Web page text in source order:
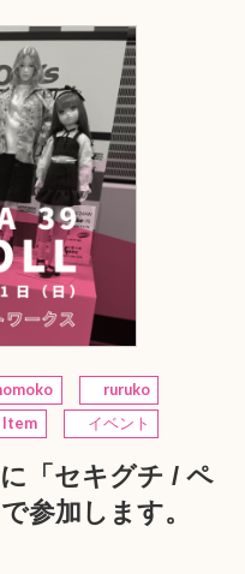
ruruko
Item イベント
「セキグチ / ペ
参加します。